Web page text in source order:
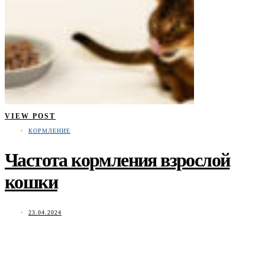
VIEW POST
КОРМЛЕНИЕ
Частота кормления взрослой
кошки
23.04.2024